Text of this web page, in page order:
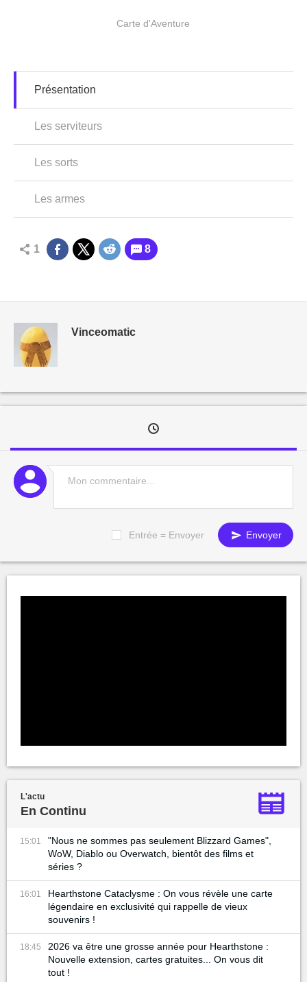
Carte d'Aventure
Présentation
Les serviteurs
Les sorts
Les armes
1 8
Vinceomatic
Entrée = Envoyer Envoyer
L'actu
En Continu
15:01
"Nous ne sommes pas seulement Blizzard Games",
WoW, Diablo ou Overwatch, bientôt des films et
séries ?
16:01
Hearthstone Cataclysme : On vous révèle une carte
légendaire en exclusivité qui rappelle de vieux
souvenirs !
18:45
2026 va être une grosse année pour Hearthstone :
Nouvelle extension, cartes gratuites... On vous dit
tout !